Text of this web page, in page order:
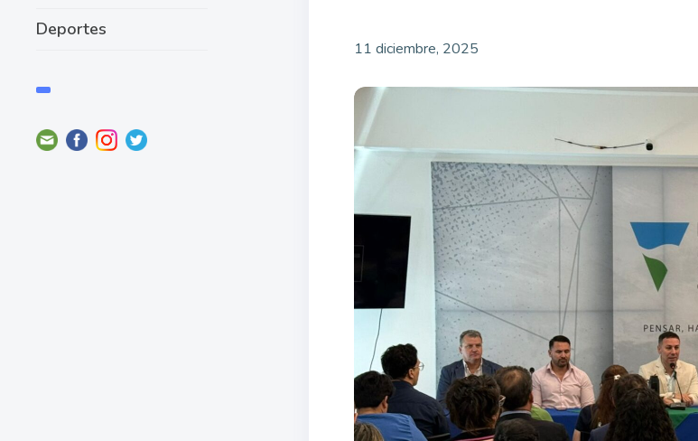
Deportes
11 diciembre, 2025